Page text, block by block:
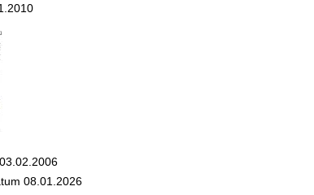
03.02.2006
08.01.2026